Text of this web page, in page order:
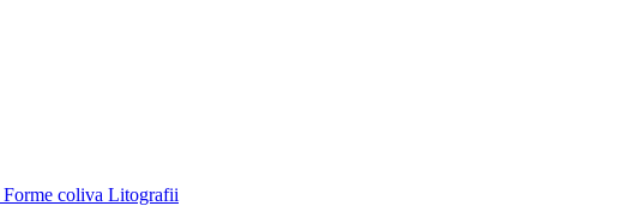
Forme coliva Litografii